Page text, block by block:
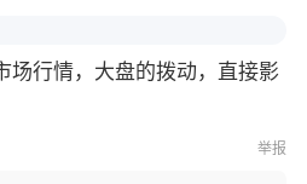
场行情，大盘的拨动，直接影
举报